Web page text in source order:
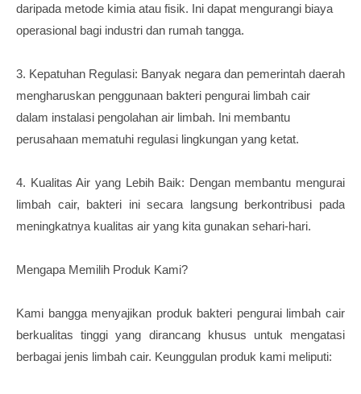
daripada metode kimia atau fisik. Ini dapat mengurangi biaya
operasional bagi industri dan rumah tangga.
3. Kepatuhan Regulasi: Banyak negara dan pemerintah daerah
mengharuskan penggunaan bakteri pengurai limbah cair
dalam instalasi pengolahan air limbah. Ini membantu
perusahaan mematuhi regulasi lingkungan yang ketat.
4. Kualitas Air yang Lebih Baik: Dengan membantu mengurai
limbah cair, bakteri ini secara langsung berkontribusi pada
meningkatnya kualitas air yang kita gunakan sehari-hari.
Mengapa Memilih Produk Kami?
Kami bangga menyajikan produk bakteri pengurai limbah cair
berkualitas tinggi yang dirancang khusus untuk mengatasi
berbagai jenis limbah cair. Keunggulan produk kami meliputi: